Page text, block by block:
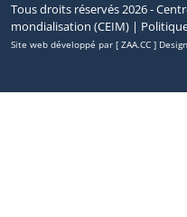
Tous droits réservés 2026 -
mondialisation (CEIM) |
Site web développé par [ ZAA.CC ]